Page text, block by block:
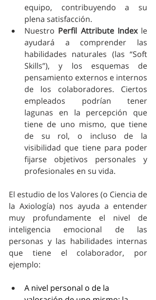
equipo, contribuyendo a su
plena satisfacción.
Nuestro Perfil Attribute Index le
ayudará a comprender las
habilidades naturales (las “Soft
Skills”), y los esquemas de
pensamiento externos e internos
de los colaboradores. Ciertos
empleados podrían tener
lagunas en la percepción que
tiene de uno mismo, que tiene
de su rol, o incluso de la
visibilidad que tiene para poder
fijarse objetivos personales y
profesionales en su vida.
El estudio de los Valores (o Ciencia de
la Axiología) nos ayuda a entender
muy profundamente el nivel de
inteligencia emocional de las
personas y las habilidades internas
que tiene el colaborador, por
ejemplo:
A nivel personal o de la